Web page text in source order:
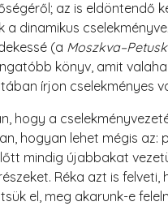
az is eldöntendő
a dinamikus
(a
könyv, amit
írjon cselekményes
hogy a
hogyan lehet mégis
mindig újabbakat
Réka azt is
el, meg akarunk-e